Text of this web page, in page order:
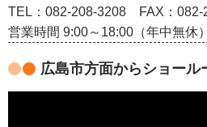
TEL：082‐208‐3208
FAX：082-
営業時間 9:00～18:00（年中無休）
広島市方面からショール